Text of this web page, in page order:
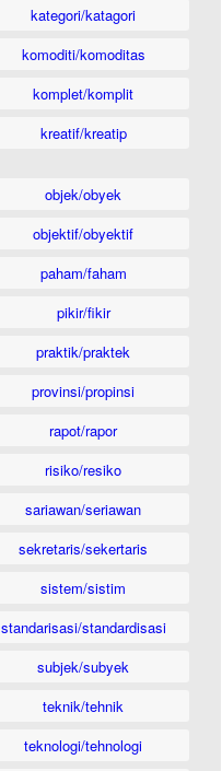
kategori/katagori
komoditi/komoditas
komplet/komplit
kreatif/kreatip
objek/obyek
objektif/obyektif
paham/faham
pikir/fikir
praktik/praktek
provinsi/propinsi
rapot/rapor
risiko/resiko
sariawan/seriawan
sekretaris/sekertaris
sistem/sistim
standarisasi/standardisasi
subjek/subyek
teknik/tehnik
teknologi/tehnologi